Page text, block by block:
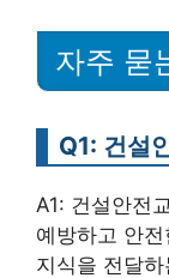
자주 묻
Q1: 건설
A1: 건설안전
예방하고 안
지식을 전달